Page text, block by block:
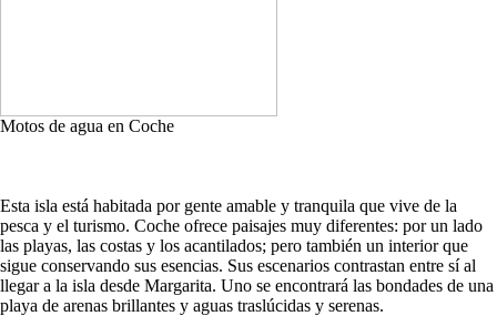
Motos de agua en Coche
Esta isla está habitada por gente amable y tranquila que vive de la
pesca y el turismo. Coche ofrece paisajes muy diferentes: por un lado
las playas, las costas y los acantilados; pero también un interior que
sigue conservando sus esencias. Sus escenarios contrastan entre sí al
llegar a la isla desde Margarita. Uno se encontrará las bondades de una
playa de arenas brillantes y aguas traslúcidas y serenas.